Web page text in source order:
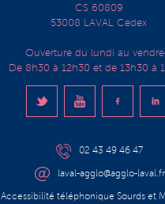
CS 60809
53008 LAVAL Cedex
Ouverture du lundi au
De 8h30 à 12h30 et de 13h30 à
02 43 49 46 47
laval-agglo@agglo-laval.fr
Accessibilité téléphonique Sourds et